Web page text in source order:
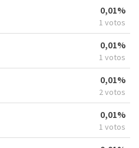
0,01%
1 votos
0,01%
1 votos
0,01%
2 votos
0,01%
1 votos